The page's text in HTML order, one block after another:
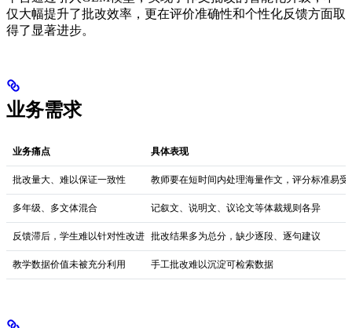
仅大幅提升了批改效率，更在评价准确性和个性化反馈方面取
得了显著进步。
业务需求
业务痛点 具体表现
批改量大、难以保证一致性 教师要在短时间内处理海量作文，评分标准易受
多年级、多文体混合 记叙文、说明文、议论文等体裁规则各异
反馈滞后，学生难以针对性改进 批改结果多为总分，缺少逐段、逐句建议
教学数据价值未被充分利用 手工批改难以沉淀可检索数据